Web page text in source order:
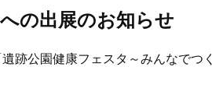
の出展のお知らせ
跡公園健康フェスタ～みんなでつ